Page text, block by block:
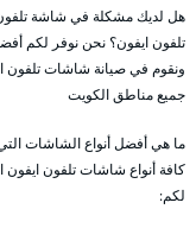
هل لديك مشكلة في شاشة
تلفون ايفون؟ نحن نوفر لكم
ونقوم في صيانة شاشات تلفون
جميع مناطق الكويت
ما هي أفضل أنواع الشاشات
كافة أنواع شاشات تلفون ايفون
لكم: